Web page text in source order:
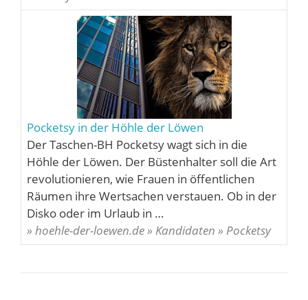
Pocketsy in der Höhle der Löwen
Der Taschen-BH Pocketsy wagt sich in die
Höhle der Löwen. Der Büstenhalter soll die Art
revolutionieren, wie Frauen in öffentlichen
Räumen ihre Wertsachen verstauen. Ob in der
Disko oder im Urlaub in …
» hoehle-der-loewen.de » Kandidaten » Pocketsy